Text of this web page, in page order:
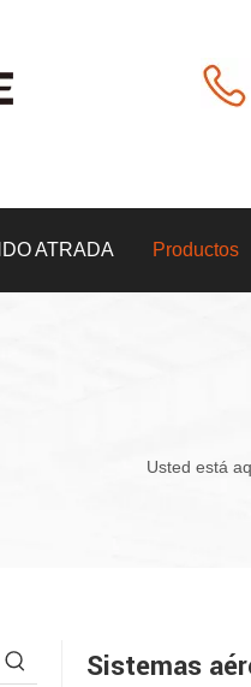
ATRADA Productos
Usted está
Sistemas